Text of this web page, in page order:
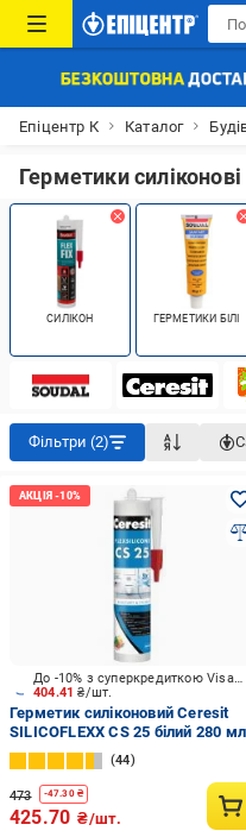
Епіцентр К Каталог
Герметики силіконові
СИЛІКОН ГЕРМЕТИКИ БІЛІ
Фільтри (2)
404.41₴/шт.
До -10% з суперкредиткою Visa Вигода
Герметик силіконовий Ceresit
SILICOFLEXX CS 25 білий 280 мл
44
473 -47.30₴
425.70 ₴/шт.